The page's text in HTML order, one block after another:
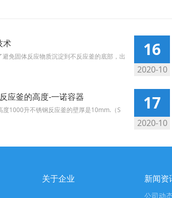
术
免固体反应物质沉淀到不反应釜的底部，出
16
2020-10
应釜的高度-一诺容器
1000升不锈钢反应釜的壁厚是10mm.（S
17
2020-10
关于企业 新闻资
公司动